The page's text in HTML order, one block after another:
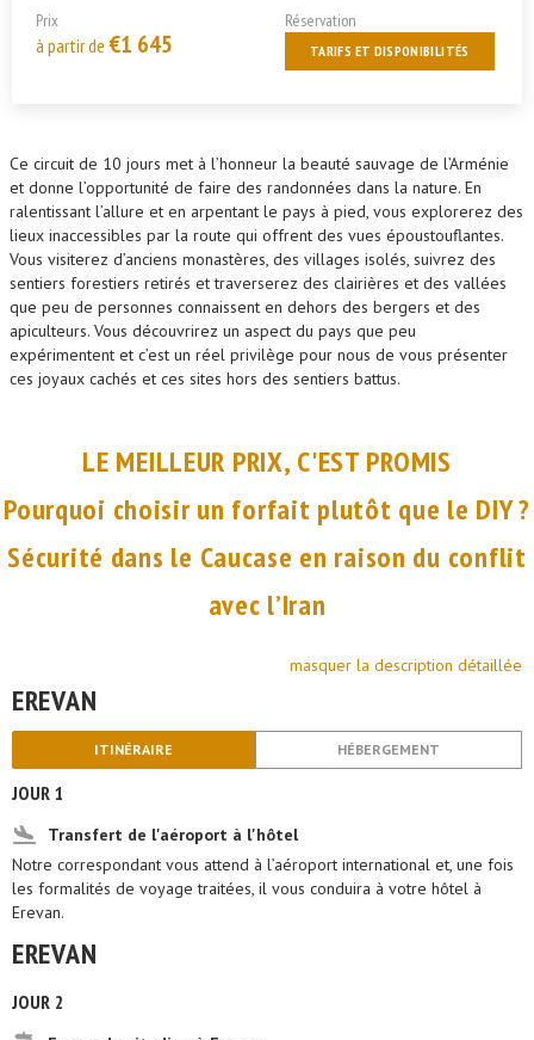
Prix
à partir de €1 645
Réservation
TARIFS ET DISPONIBILITÉS
Ce circuit de 10 jours met à l’honneur la beauté sauvage de l’Arménie
et donne l’opportunité de faire des randonnées dans la nature. En
ralentissant l’allure et en arpentant le pays à pied, vous explorerez des
lieux inaccessibles par la route qui offrent des vues époustouflantes.
Vous visiterez d’anciens monastères, des villages isolés, suivrez des
sentiers forestiers retirés et traverserez des clairières et des vallées
que peu de personnes connaissent en dehors des bergers et des
apiculteurs. Vous découvrirez un aspect du pays que peu
expérimentent et c’est un réel privilège pour nous de vous présenter
ces joyaux cachés et ces sites hors des sentiers battus.
LE MEILLEUR PRIX, C'EST PROMIS
Pourquoi choisir un forfait plutôt que le DIY ?
Sécurité dans le Caucase en raison du conflit
avec l’Iran
masquer la description détaillée
EREVAN
ITINÉRAIRE HÉBERGEMENT
JOUR 1
Transfert de l'aéroport à l'hôtel
Notre correspondant vous attend à l’aéroport international et, une fois
les formalités de voyage traitées, il vous conduira à votre hôtel à
Erevan.
EREVAN
JOUR 2